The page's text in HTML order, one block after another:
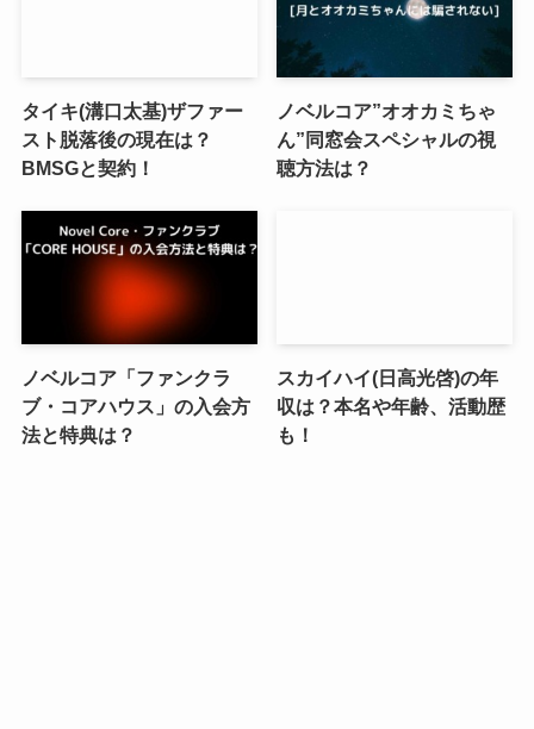
タイキ(溝口太基)ザファー
スト脱落後の現在は？
BMSGと契約！
ノベルコア”オオカミちゃ
ん”同窓会スペシャルの視
聴方法は？
ノベルコア「ファンクラ
ブ・コアハウス」の入会方
法と特典は？
スカイハイ(日高光啓)の年
収は？本名や年齢、活動歴
も！